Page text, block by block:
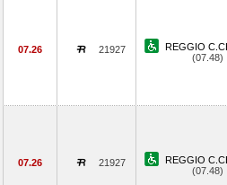
07.26 21927
REGGIO
(07.48)
07.26 21927
REGGIO
(07.48)